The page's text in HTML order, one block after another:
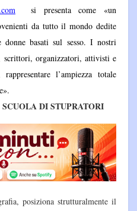
si presenta come «un
da tutto il mondo dedite
basati sul sesso. I nostri
scrittori, organizzatori, attivisti e
l’ampiezza totale
DI STUPRATORI
posiziona strutturalmente il